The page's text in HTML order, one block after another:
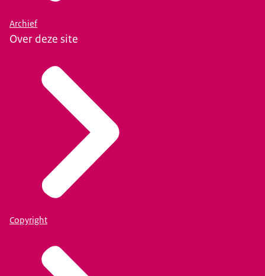
Archief
Over deze site
Copyright